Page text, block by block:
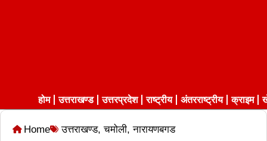
होम उत्तराखण्ड उत्तरप्रदेश राष्ट्रीय अंतरराष्ट्रीय क्राइम
Home उत्तराखण्ड,चमोली,नारायणबगड